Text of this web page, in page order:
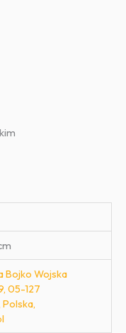
Bojko Wojska
05-127